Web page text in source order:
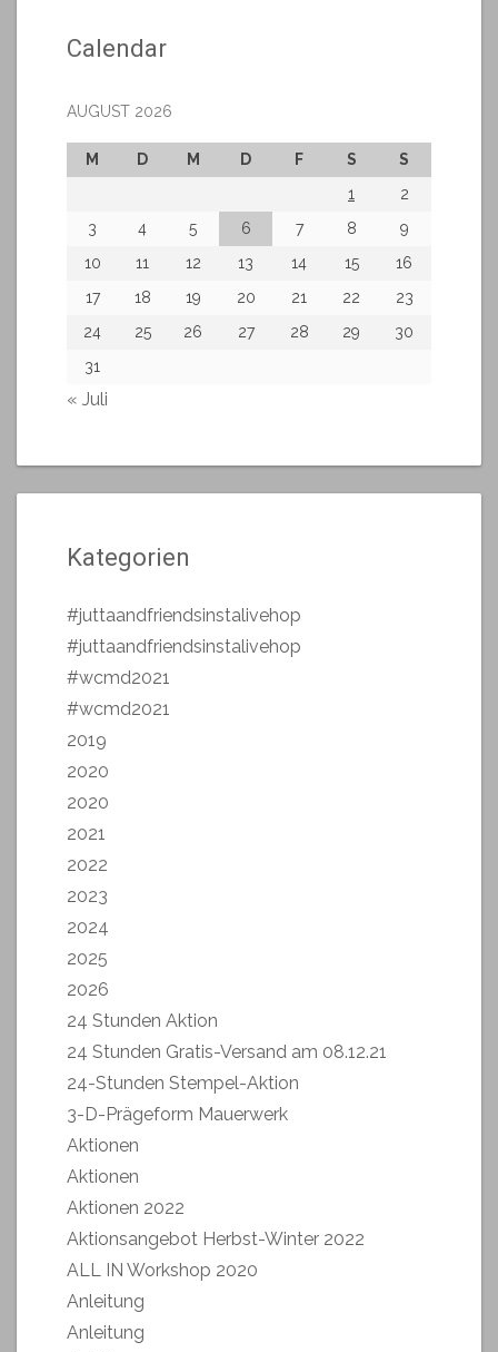
Calendar
AUGUST 2026
M D M D F S
S
1
2
3
4 5 6 7 8
9
10
11 12 13 14 15
16
17
18 19 20 21 22
23
24
25 26 27 28 29
30
31
« Juli
Kategorien
#juttaandfriendsinstalivehop
#juttaandfriendsinstalivehop
#wcmd2021
#wcmd2021
2019
2020
2020
2021
2022
2023
2024
2025
2026
24 Stunden Aktion
24 Stunden Gratis-Versand am 08.12.21
24-Stunden Stempel-Aktion
3-D-Prägeform Mauerwerk
Aktionen
Aktionen
Aktionen 2022
Aktionsangebot Herbst-Winter 2022
ALL IN Workshop 2020
Anleitung
Anleitung